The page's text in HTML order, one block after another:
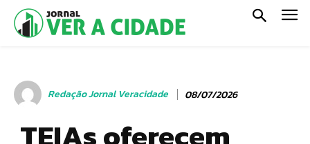
Redação Jornal Veracidade 08/07/2026